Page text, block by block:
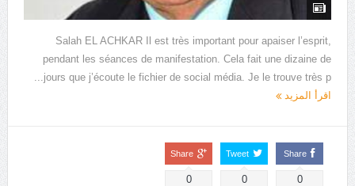
Salah EL ACHKAR Il est très important pour apaiser l’esprit,
pendant les séances de manifestation. Cela fait une dizaine de
jours que j’écoute le fichier de social média. Je le trouve très p...
اقرأ المزيد
Share
0
Tweet
0
Share
0